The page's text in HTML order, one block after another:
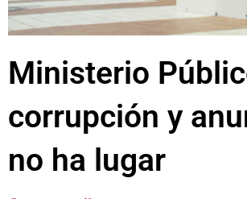
Ministerio
corrupción y
no ha lugar